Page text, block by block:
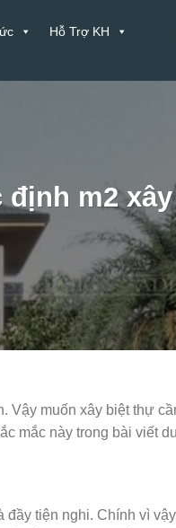
Hỗ Trợ KH
định m2
muốn xây biệt thự
mắc này trong bài viết
tiện nghi. Chính vì